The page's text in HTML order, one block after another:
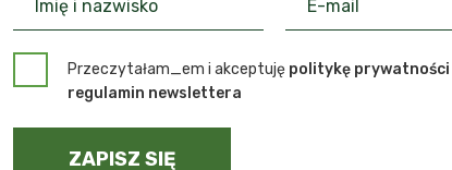
Przeczytałam_em i akceptuję politykę prywatności
regulamin newslettera
ZAPISZ SIĘ